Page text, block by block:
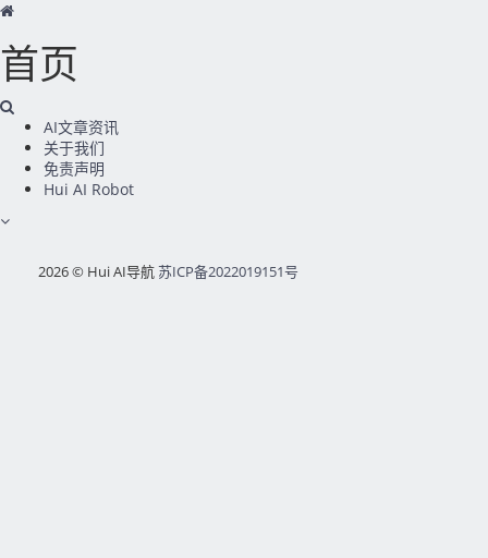
首页
AI文章资讯
关于我们
免责声明
Hui AI Robot
2026 © Hui AI导航苏ICP备2022019151号